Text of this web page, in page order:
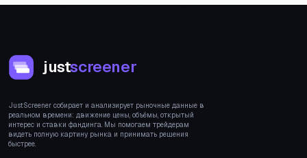
justscreener
JustScreener собирает и анализирует рыночные данные в
реальном времени: движение цены, объёмы, открытый
интерес и ставки фандинга. Мы помогаем трейдерам
видеть полную картину рынка и принимать решения
быстрее.